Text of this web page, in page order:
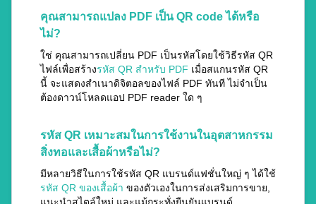
คุณสามารถแปลง PDF เป็น QR code ได้หรือ
ไม่?
ใช่ คุณสามารถเปลี่ยน PDF เป็นรหัสโดยใช้วิธีรหัส QR
ไฟล์เพื่อสร้างรหัส QR สำหรับ PDF เมื่อสแกนรหัส QR
นี้ จะแสดงสำเนาดิจิตอลของไฟล์ PDF ทันที ไม่จำเป็น
ต้องดาวน์โหลดแอป PDF reader ใด ๆ
รหัส QR เหมาะสมในการใช้งานในอุตสาหกรรม
สิ่งทอและเสื้อผ้าหรือไม่?
มีหลายวิธีในการใช้รหัส QR แบรนด์แฟชั่นใหญ่ ๆ ได้ใช้
รหัส QR ของเสื้อผ้า ของตัวเองในการส่งเสริมการขาย,